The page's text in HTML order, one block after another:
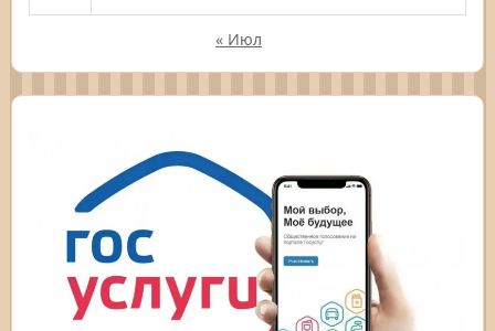
« Июл